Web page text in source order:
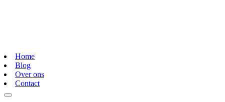
Home
Blog
Over ons
Contact